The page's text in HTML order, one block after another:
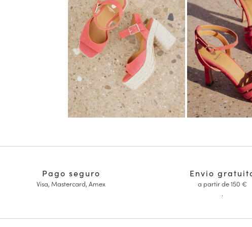
Envio
a partir de 150 €
.
Pago seguro
Visa, Mastercard, Amex